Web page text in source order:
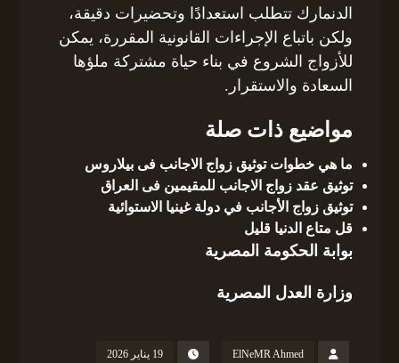
الدنمارك تتطلب استعدادًا وتحضيرات دقيقة،
ولكن باتباع الإجراءات القانونية المقررة، يمكن
للأزواج الشروع في بناء حياة مشتركة ملؤها
السعادة والاستقرار.
مواضيع ذات صلة
ما هي خطوات توثيق زواج الاجانب فى بيلاروس
توثيق عقد زواج الاجانب للمقيمين فى العراق
توثيق زواج الأجانب في دولة غينيا الاستوائية
قل متاع الدنيا قليل
بوابة الحكومة المصرية
وزارة العدل المصرية
ElNeMR Ahmed 19 يناير 2026